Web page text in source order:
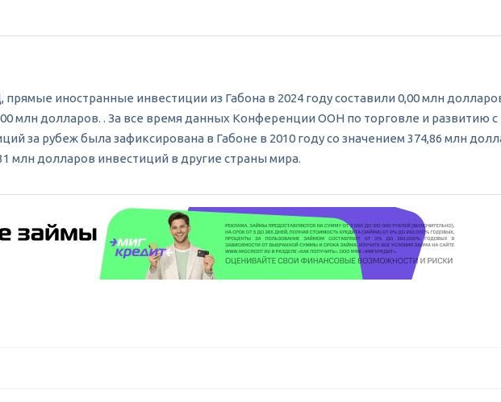
иностранные инвестиции из Габона в 2024 году составили 0,00 млн
млн долларов. . За все время данных Конференции ООН по торговле и развитию с
за рубеж была зафиксирована в Габоне в 2010 году со значением 374,86 млн
млн долларов инвестиций в другие страны мира.